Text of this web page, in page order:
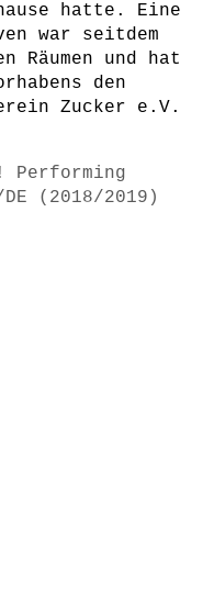
hatte. Eine
war seitdem
Räumen und hat
den
Zucker e.V.
Performing
(2018/2019)